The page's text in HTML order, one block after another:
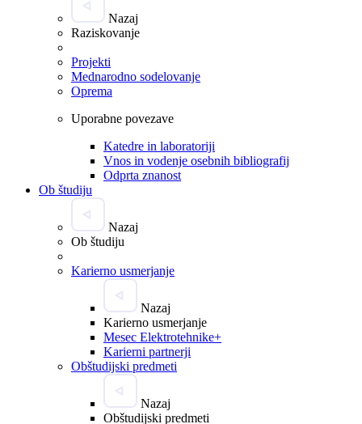
Nazaj
Raziskovanje
Projekti
Mednarodno sodelovanje
Oprema
Uporabne povezave
Katedre in laboratoriji
Vnos in vodenje osebnih bibliografij
Odprta znanost
Ob študiju
Nazaj
Ob študiju
Karierno usmerjanje
Nazaj
Karierno usmerjanje
Mesec Elektrotehnike+
Karierni partnerji
Obštudijski predmeti
Nazaj
Obštudijski predmeti